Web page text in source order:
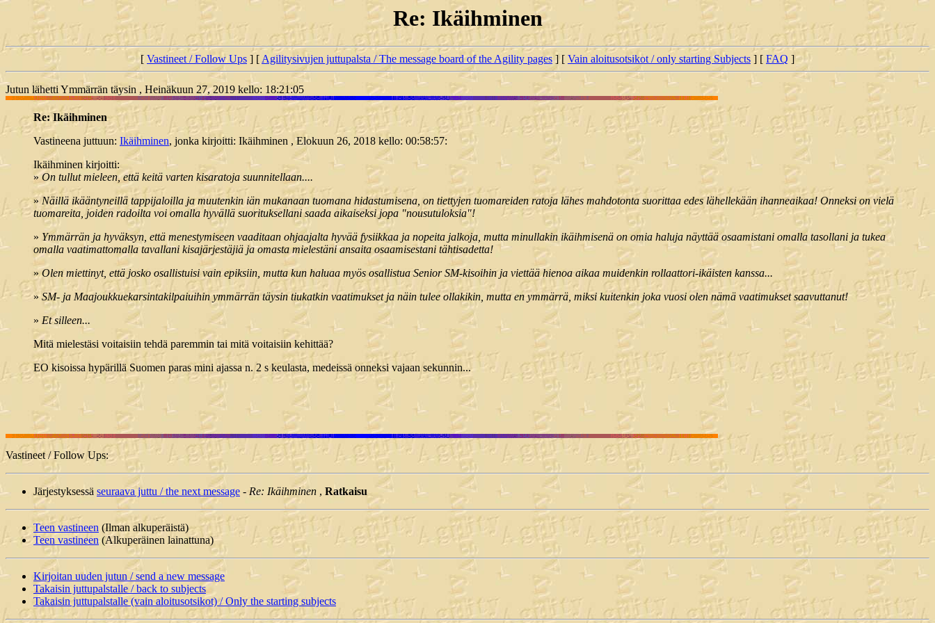
Re: Ikäihminen
[ Vastineet / Follow Ups ] [Agilitysivujen juttupalsta / The message board of the Agility pages] [ Vain aloitusotsikot / only starting Subjects ] [ FAQ ]
Jutun lähetti Ymmärrän täysin , Heinäkuun 27, 2019 kello: 18:21:05
Re: Ikäihminen
Vastineena juttuun: Ikäihminen, jonka kirjoitti: Ikäihminen , Elokuun 26, 2018 kello: 00:58:57:
Ikäihminen kirjoitti:
»On tullut mieleen, että keitä varten kisaratoja suunnitellaan....
» Näillä ikääntyneillä tappijaloilla ja muutenkin iän mukanaan tuomana hidastumisena, on tiettyjen tuomareiden ratoja lähes mahdotonta suorittaa edes lähellekään ihanneaikaa! Onneksi on vielä
tuomareita, joiden radoilta voi omalla hyvällä suorituksellani saada aikaiseksi jopa "nousutuloksia"!
» Ymmärrän ja hyväksyn, että menestymiseen vaaditaan ohjaajalta hyvää fysiikkaa ja nopeita jalkoja, mutta minullakin ikäihmisenä on omia haluja näyttää osaamistani omalla tasollani ja tukea
omalla vaatimattomalla tavallani kisajärjestäjiä ja omasta mielestäni ansaita osaamisestani tähtisadetta!
»Olen miettinyt, että josko osallistuisi vain epiksiin, mutta kun haluaa myös osallistua Senior SM-kisoihin ja viettää hienoa aikaa muidenkin rollaattori-ikäisten kanssa...
»SM- ja Maajoukkuekarsintakilpaiuihin ymmärrän täysin tiukatkin vaatimukset ja näin tulee ollakikin, mutta en ymmärrä, miksi kuitenkin joka vuosi olen nämä vaatimukset saavuttanut!
» Et silleen...
Mitä mielestäsi voitaisiin tehdä paremmin tai mitä voitaisiin kehittää?
EO kisoissa hypärillä Suomen paras mini ajassa n. 2 s keulasta, medeissä onneksi vajaan sekunnin...
Vastineet / Follow Ups:
Järjestyksessä seuraava juttu / the next message - Re: Ikäihminen , Ratkaisu
Teen vastineen (Ilman alkuperäistä)
Teen vastineen (Alkuperäinen lainattuna)
Kirjoitan uuden jutun / send a new message
Takaisin juttupalstalle / back to subjects
Takaisin juttupalstalle (vain aloitusotsikot) / Only the starting subjects